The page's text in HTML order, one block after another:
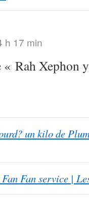
h 17 min
Rah Xephon
un kilo de
Fan service |